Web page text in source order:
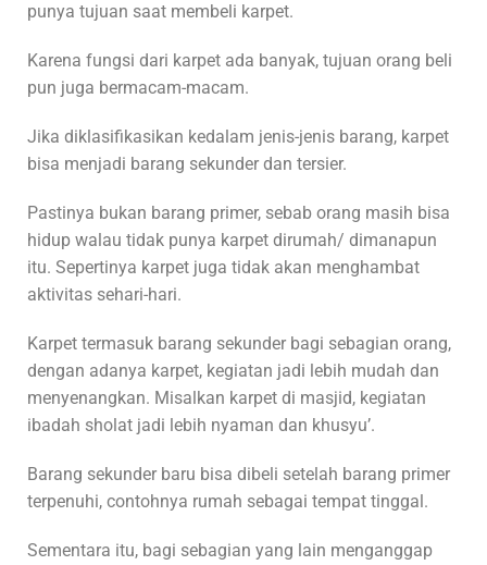
punya tujuan saat membeli karpet.
Karena fungsi dari karpet ada banyak, tujuan orang beli
pun juga bermacam-macam.
Jika diklasifikasikan kedalam jenis-jenis barang, karpet
bisa menjadi barang sekunder dan tersier.
Pastinya bukan barang primer, sebab orang masih bisa
hidup walau tidak punya karpet dirumah/ dimanapun
itu. Sepertinya karpet juga tidak akan menghambat
aktivitas sehari-hari.
Karpet termasuk barang sekunder bagi sebagian orang,
dengan adanya karpet, kegiatan jadi lebih mudah dan
menyenangkan. Misalkan karpet di masjid, kegiatan
ibadah sholat jadi lebih nyaman dan khusyu’.
Barang sekunder baru bisa dibeli setelah barang primer
terpenuhi, contohnya rumah sebagai tempat tinggal.
Sementara itu, bagi sebagian yang lain menganggap